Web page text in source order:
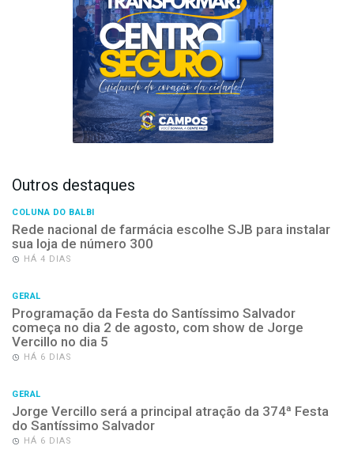
Outros destaques
COLUNA DO BALBI
Rede nacional de farmácia escolhe SJB para instalar
sua loja de número 300
HÁ 4 DIAS
GERAL
Programação da Festa do Santíssimo Salvador
começa no dia 2 de agosto, com show de Jorge
Vercillo no dia 5
HÁ 6 DIAS
GERAL
Jorge Vercillo será a principal atração da 374ª Festa
do Santíssimo Salvador
HÁ 6 DIAS